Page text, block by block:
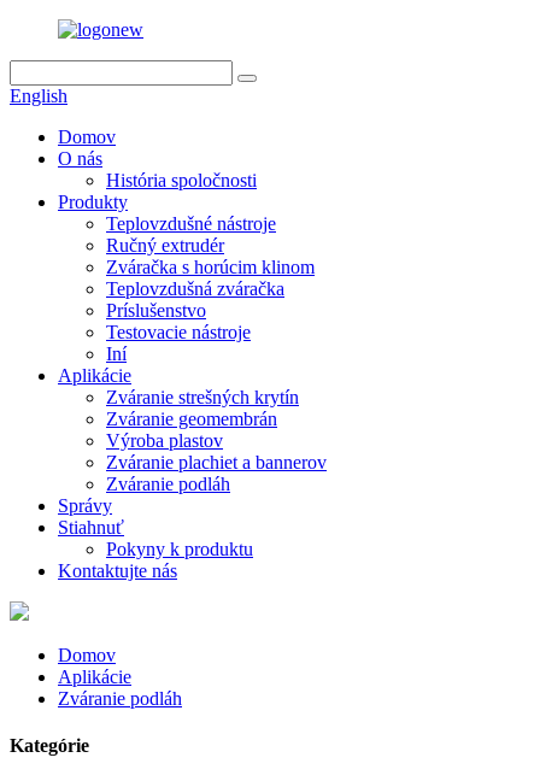
English
Domov
O nás
História spoločnosti
Produkty
Teplovzdušné nástroje
Ručný extrudér
Zváračka s horúcim klinom
Teplovzdušná zváračka
Príslušenstvo
Testovacie nástroje
Iní
Aplikácie
Zváranie strešných krytín
Zváranie geomembrán
Výroba plastov
Zváranie plachiet a bannerov
Zváranie podláh
Správy
Stiahnuť
Pokyny k produktu
Kontaktujte nás
Domov
Aplikácie
Zváranie podláh
Kategórie